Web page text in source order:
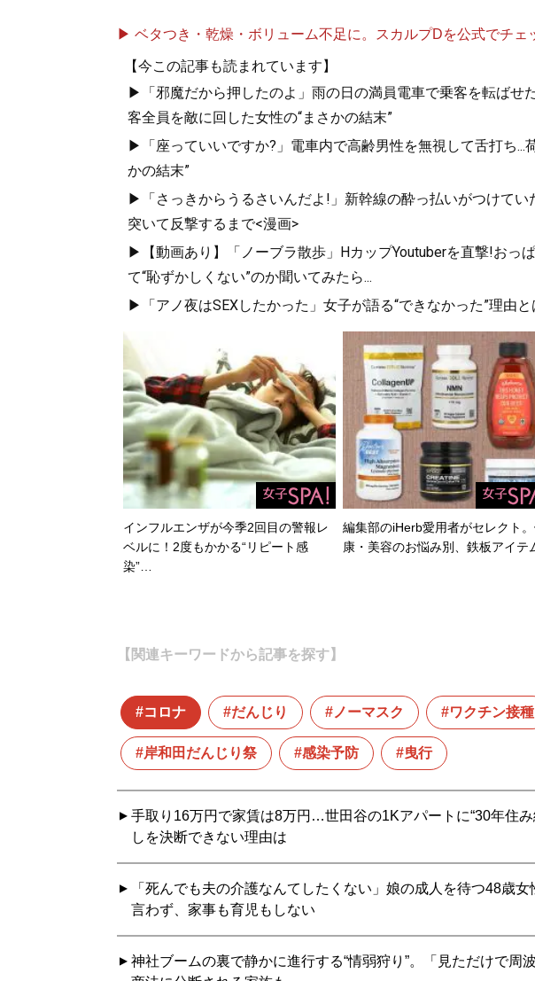
▶ ベタつき・乾燥・ボリューム不足に。スカルプDを公式でチェ
【今この記事も読まれています】
▶「邪魔だから押したのよ」雨の日の満員電車で乗客を転ばせ
客全員を敵に回した女性の“まさかの結末”
▶「座っていいですか?」電車内で高齢男性を無視して舌打ち...
かの結末”
▶「さっきからうるさいんだよ!」新幹線の酔っ払いがつけてい
突いて反撃するまで<漫画>
▶【動画あり】「ノーブラ散歩」HカップYoutuberを直撃!おっ
て“恥ずかしくない”のか聞いてみたら...
▶「アノ夜はSEXしたかった」女子が語る“できなかった”理由
インフルエンザが今季2回目の警報レ
ベルに！2度もかかる“リピート感
染”…
編集部のiHerb愛用者がセレクト
康・美容のお悩み別、鉄板アイテ
【関連キーワードから記事を探す】
コロナ だんじり ノーマスク ワクチン接種
岸和田だんじり祭 感染予防 曳行
手取り16万円で家賃は8万円…世田谷の1Kアパートに“30年住
しを決断できない理由は
「死んでも夫の介護なんてしたくない」娘の成人を待つ48歳
言わず、家事も育児もしない
神社ブームの裏で静かに進行する“情弱狩り”。「見ただけで周